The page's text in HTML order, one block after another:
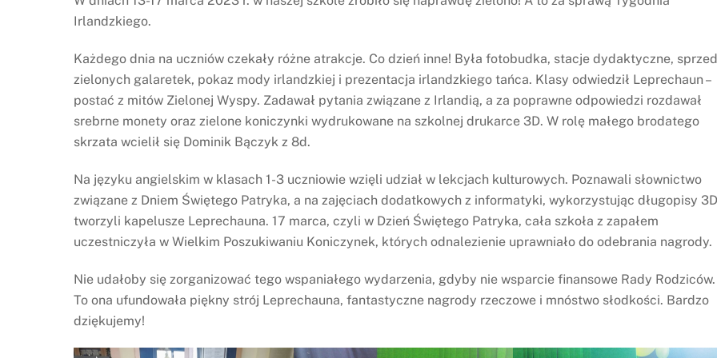
Irlandzkiego.
Każdego dnia na uczniów czekały różne atrakcje. Co dzień inne! Była fotobudka, stacje dydaktyczne,
zielonych galaretek, pokaz mody irlandzkiej i prezentacja irlandzkiego tańca. Klasy odwiedził Leprechaun –
postać z mitów Zielonej Wyspy. Zadawał pytania związane z Irlandią, a za poprawne odpowiedzi rozdawał
srebrne monety oraz zielone koniczynki wydrukowane na szkolnej drukarce 3D. W rolę małego brodatego
skrzata wcielił się Dominik Bączyk z 8d.
Na języku angielskim w klasach 1-3 uczniowie wzięli udział w lekcjach kulturowych. Poznawali słownictwo
związane z Dniem Świętego Patryka, a na zajęciach dodatkowych z informatyki, wykorzystując długopisy
tworzyli kapelusze Leprechauna. 17 marca, czyli w Dzień Świętego Patryka, cała szkoła z zapałem
uczestniczyła w Wielkim Poszukiwaniu Koniczynek, których odnalezienie uprawniało do odebrania nagrody.
Nie udałoby się zorganizować tego wspaniałego wydarzenia, gdyby nie wsparcie finansowe Rady Rodziców.
To ona ufundowała piękny strój Leprechauna, fantastyczne nagrody rzeczowe i mnóstwo słodkości. Bardzo
dziękujemy!